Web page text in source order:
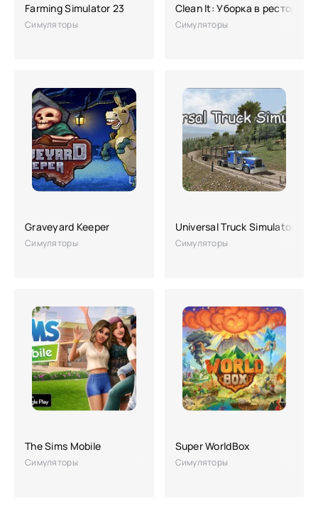
Farming Simulator 23
Симуляторы
Clean It: Уборка в ресторане!
Симуляторы
Graveyard Keeper
Симуляторы
Universal Truck Simulator
Симуляторы
The Sims Mobile
Симуляторы
Super WorldBox
Симуляторы